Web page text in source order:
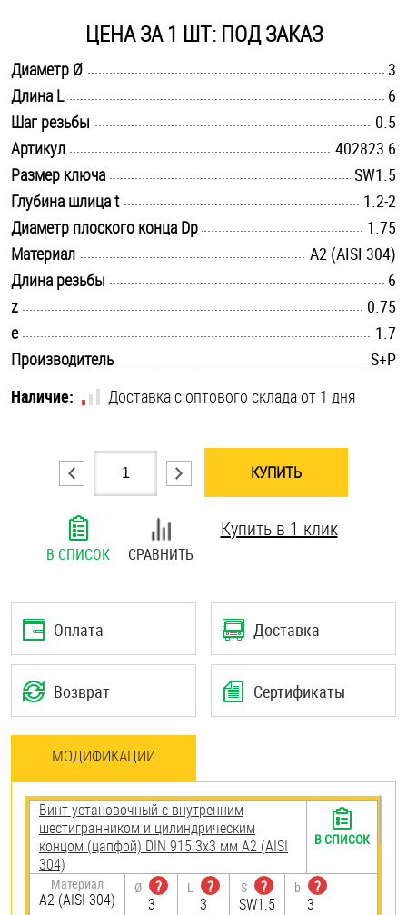
Такелаж
Хомуты
Шайбы
Шпильки
Шплинты
Штифты и пальцы
ЦЕНА ЗА 1 ШТ: ПОД ЗАКАЗ
Диаметр Ø
3
Длина L
6
Шаг резьбы
0.5
Артикул
402823 6
Размер ключа
SW1.5
Глубина шлица t
1.2-2
Диаметр плоского конца Dp
1.75
Материал
А2 (AISI 304)
Длина резьбы
6
z
0.75
e
1.7
Производитель
S+P
Наличие:
Доставка с оптового склада от 1 дня
КУПИТЬ
В СПИСОК СРАВНИТЬ
Купить в 1 клик
Оплата Доставка
Возврат Сертификаты
МОДИФИКАЦИИ
Винт установочный с внутренним
шестигранником и цилиндрическим
концом (цапфой) DIN 915 3х3 мм А2 (AISI
304)
Материал
А2 (AISI 304)
Ø
?
3
L
?
3
S
?
SW1.5
b
?
3
В СПИСОК